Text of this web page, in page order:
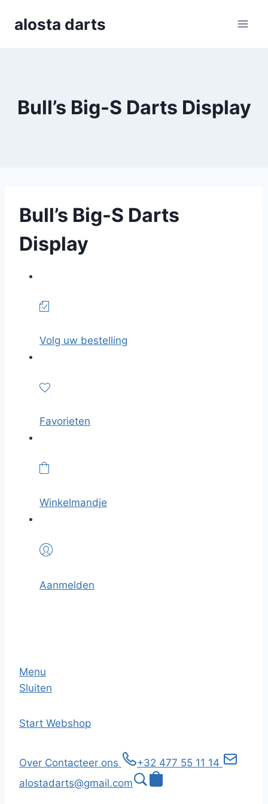
alosta darts
Bull’s Big-S Darts Display
Bull’s Big-S Darts
Display
Volg uw bestelling
Favorieten
Winkelmandje
Aanmelden
Menu
Sluiten
Start Webshop
Over Contacteer ons
+32 477 55 11 14
alostadarts@gmail.com